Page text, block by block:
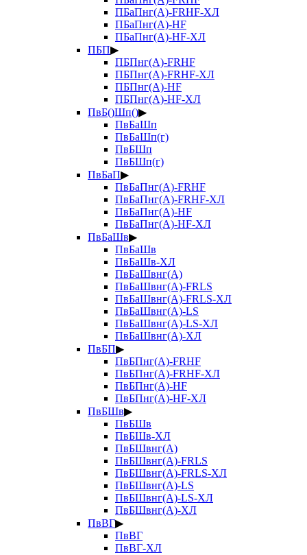
ПБаПнг(А)-FRHF-ХЛ
ПБаПнг(А)-HF
ПБаПнг(А)-HF-ХЛ
ПБП▶
ПБПнг(А)-FRHF
ПБПнг(А)-FRHF-ХЛ
ПБПнг(А)-HF
ПБПнг(А)-HF-ХЛ
ПвБ()Шп()▶
ПвБаШп
ПвБаШп(г)
ПвБШп
ПвБШп(г)
ПвБаП▶
ПвБаПнг(А)-FRHF
ПвБаПнг(А)-FRHF-ХЛ
ПвБаПнг(А)-HF
ПвБаПнг(А)-HF-ХЛ
ПвБаШв▶
ПвБаШв
ПвБаШв-ХЛ
ПвБаШвнг(А)
ПвБаШвнг(А)-FRLS
ПвБаШвнг(А)-FRLS-ХЛ
ПвБаШвнг(А)-LS
ПвБаШвнг(А)-LS-ХЛ
ПвБаШвнг(А)-ХЛ
ПвБП▶
ПвБПнг(А)-FRHF
ПвБПнг(А)-FRHF-ХЛ
ПвБПнг(А)-HF
ПвБПнг(А)-HF-ХЛ
ПвБШв▶
ПвБШв
ПвБШв-ХЛ
ПвБШвнг(А)
ПвБШвнг(А)-FRLS
ПвБШвнг(А)-FRLS-ХЛ
ПвБШвнг(А)-LS
ПвБШвнг(А)-LS-ХЛ
ПвБШвнг(А)-ХЛ
ПвВГ▶
ПвВГ
ПвВГ-ХЛ